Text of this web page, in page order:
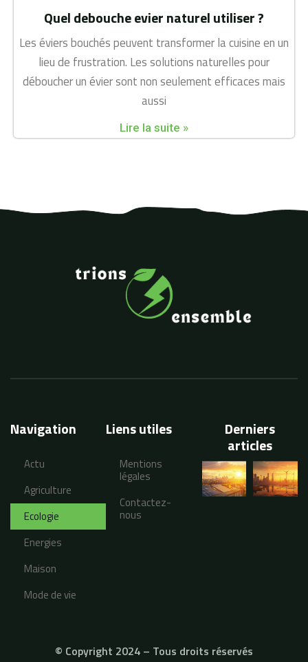
Quel debouche evier naturel utiliser ?
Les éviers bouchés peuvent transformer la cuisine en un
lieu de frustration. Les solutions naturelles pour
déboucher un évier sont non seulement efficaces mais
aussi
Lire la suite »
Navigation
Actu
Agriculture
Ecologie
Energies
Maison
Mode de vie
Liens utiles
Mentions
légales
Contactez-
nous
Derniers
articles
© Copyright 2024 – Tous droits réservés